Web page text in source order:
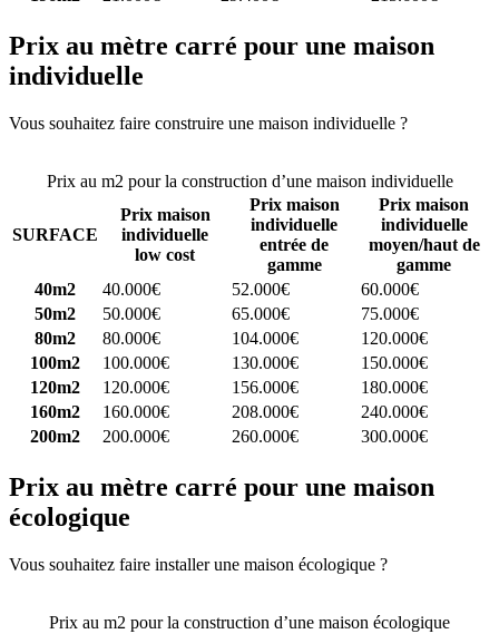
Prix au mètre carré pour une maison
individuelle
Vous souhaitez faire construire une maison individuelle ?
Prix au m2 pour la construction d’une maison individuelle
SURFACE
Prix maison
individuelle
low cost
Prix maison
individuelle
entrée de
gamme
Prix maison
individuelle
moyen/haut de
gamme
40m2
40.000€ 52.000€
60.000€
50m2
50.000€ 65.000€
75.000€
80m2
80.000€ 104.000€
120.000€
100m2
100.000€ 130.000€
150.000€
120m2
120.000€ 156.000€
180.000€
160m2
160.000€ 208.000€
240.000€
200m2
200.000€ 260.000€ 300.000€
Prix au mètre carré pour une maison
écologique
Vous souhaitez faire installer une maison écologique ?
Prix au m2 pour la construction d’une maison écologique